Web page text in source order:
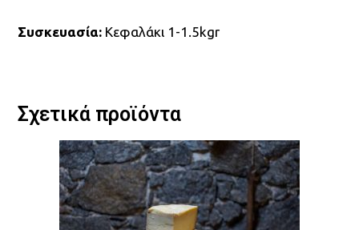
Συσκευασία: Κεφαλάκι 1-1.5kgr
Σχετικά προϊόντα